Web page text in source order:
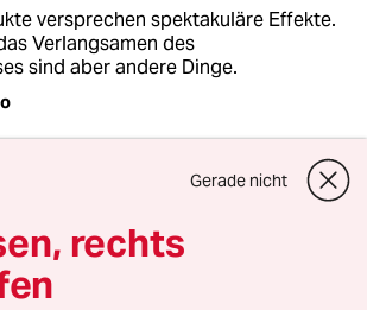
versprechen spektakuläre Effekte.
Verlangsamen des
sind aber andere Dinge.
Gerade nicht
rechts